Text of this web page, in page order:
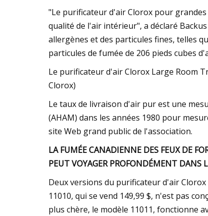
"Le purificateur d'air Clorox pour
qualité de l'air intérieur", a déclaré
allergènes et des particules fines, telles
particules de fumée de 206 pieds cubes
Le purificateur d'air Clorox Large Room
Clorox)
Le taux de livraison d'air pur est une
(AHAM) dans les années 1980 pour
site Web grand public de l'association.
LA FUMÉE CANADIENNE DES FEUX DE
PEUT VOYAGER PROFONDÉMENT DANS
Deux versions du purificateur d'air
11010, qui se vend 149,99 $, n'est pas
plus chère, le modèle 11011, fonctionne